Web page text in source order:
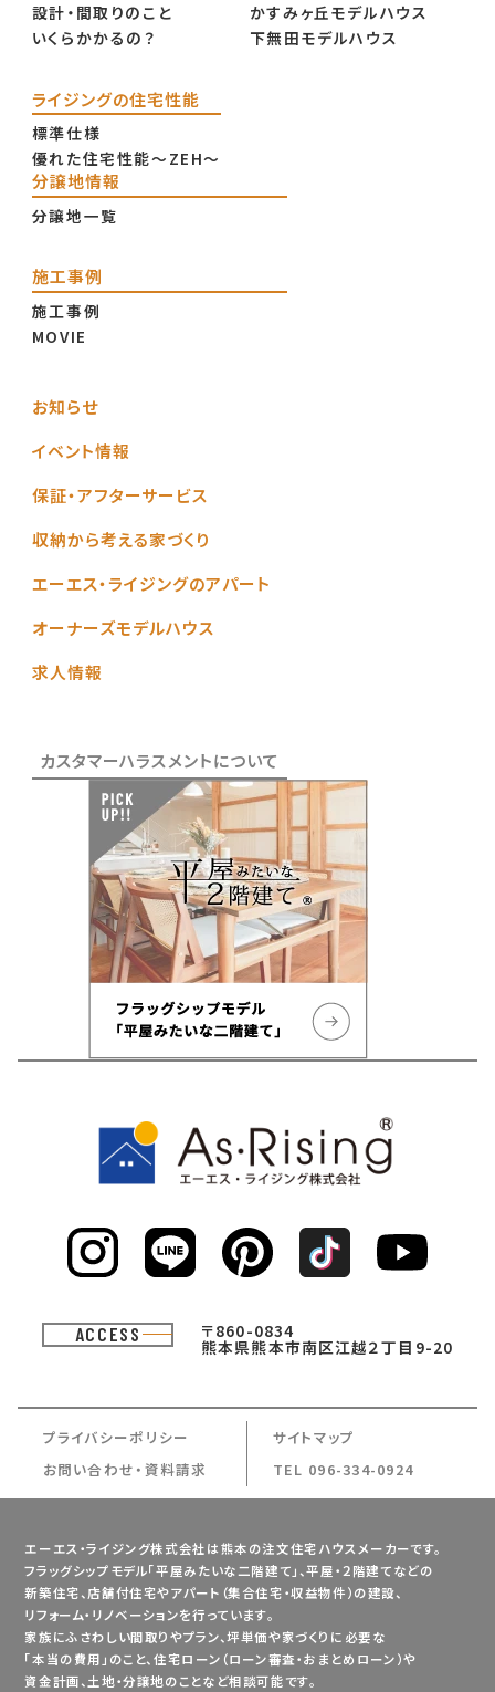
設計・間取りのこと
いくらかかるの？
ライジングの住宅性能
標準仕様
優れた住宅性能〜ZEH〜
かすみヶ丘モデルハウス
下無田モデルハウス
分譲地情報
分譲地一覧
施工事例
施工事例
MOVIE
お知らせ
イベント情報
保証・アフターサービス
収納から考える家づくり
エーエス・ライジングのアパート
オーナーズモデルハウス
求人情報
カスタマーハラスメントについて
ACCESS 〒860-0834
熊本県熊本市南区江越２丁目9-20
プライバシーポリシー
サイトマップ
お問い合わせ・資料請求
TEL 096-334-0924
エーエス・ライジング株式会社は熊本の注文住宅ハウスメーカーです。
フラッグシップモデル「平屋みたいな二階建て」、平屋・２階建てなどの
新築住宅、店舗付住宅やアパート（集合住宅・収益物件）の建設、
リフォーム・リノベーションを行っています。
家族にふさわしい間取りやプラン、坪単価や家づくりに必要な
「本当の費用」のこと、住宅ローン（ローン審査・おまとめローン）や
資金計画、土地・分譲地のことなど相談可能です。